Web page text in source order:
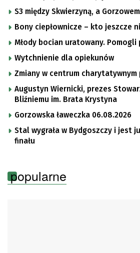
S3 między Skwierzyną, a
Bony ciepłownicze – kto jeszcze
Młody bocian uratowany. Pomogli
Wytchnienie dla opiekunów
Zmiany w centrum charytatywnym
Augustyn Wiernicki, prezes
Bliźniemu im. Brata Krystyna
Gorzowska ławeczka 06.08.2026
Stal wygrała w Bydgoszczy i jest
finału
popularne